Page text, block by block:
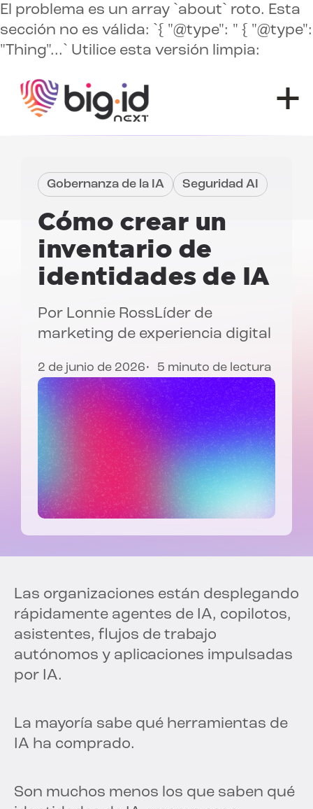
El problema es un array `about` roto. Esta
sección no es válida: `{ "@type": " { "@type":
"Thing"...` Utilice esta versión limpia:
Gobernanza de la IA Seguridad AI
Cómo crear un
inventario de
identidades de IA
Por Lonnie RossLíder de
marketing de experiencia digital
2 de junio de 2026 5 minuto de lectura
Las organizaciones están desplegando
rápidamente agentes de IA, copilotos,
asistentes, flujos de trabajo
autónomos y aplicaciones impulsadas
por IA.
La mayoría sabe qué herramientas de
IA ha comprado.
Son muchos menos los que saben qué